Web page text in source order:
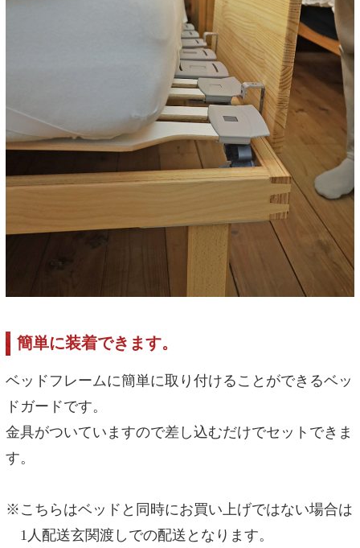
簡単に装着できます。
ベッドフレームに簡単に取り付けることができるベッ
ドガードです。
金具がついていますので差し込むだけでセットできま
す。
※こちらはベッドと同時にお買い上げではない場合は
1人配送玄関渡しでの配送となります。